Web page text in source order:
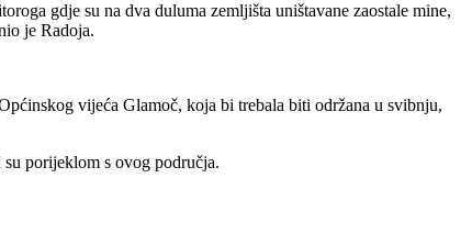
gdje su na dva duluma zemljišta uništavane zaostale mine,
je Radoja.
vijeća Glamoč, koja bi trebala biti održana u svibnju,
porijeklom s ovog područja.